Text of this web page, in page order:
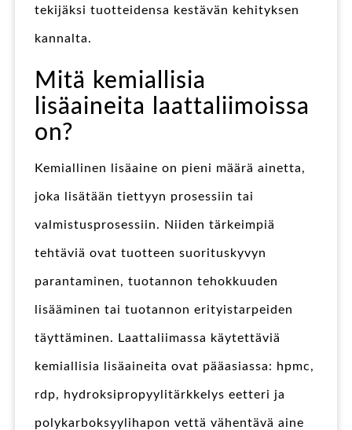
tekijäksi tuotteidensa kestävän kehityksen
kannalta.
Mitä kemiallisia
lisäaineita laattaliimoissa
on?
Kemiallinen lisäaine on pieni määrä ainetta,
joka lisätään tiettyyn prosessiin tai
valmistusprosessiin. Niiden tärkeimpiä
tehtäviä ovat tuotteen suorituskyvyn
parantaminen, tuotannon tehokkuuden
lisääminen tai tuotannon erityistarpeiden
täyttäminen. Laattaliimassa käytettäviä
kemiallisia lisäaineita ovat pääasiassa: hpmc,
rdp, hydroksipropyylitärkkelys eetteri ja
polykarboksyylihapon vettä vähentävä aine